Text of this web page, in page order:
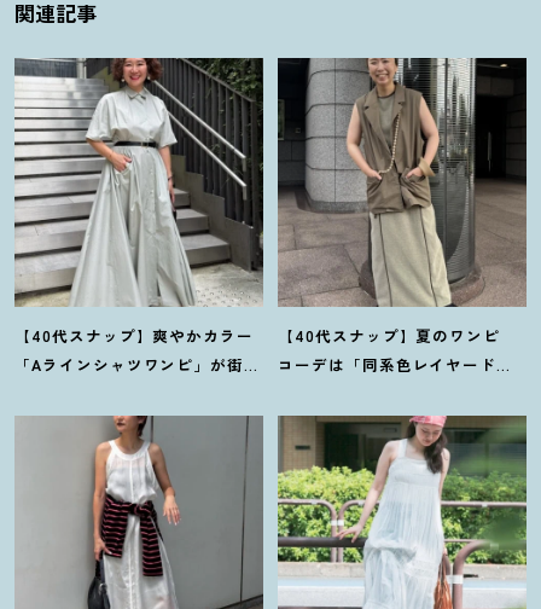
関連記事
【40代スナップ】爽やかカラー
「Aラインシャツワンピ」が街で
さん
【40代スナップ】夏のワンピ
コーデは「同系色レイヤード」
さん